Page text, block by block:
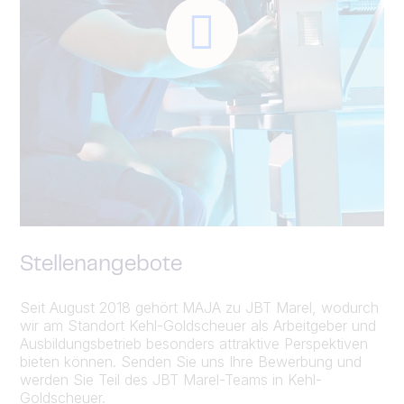
Stellenangebote
Seit August 2018 gehört MAJA zu JBT Marel, wodurch
wir am Standort Kehl-Goldscheuer als Arbeitgeber und
Ausbildungsbetrieb besonders attraktive Perspektiven
bieten können. Senden Sie uns Ihre Bewerbung und
werden Sie Teil des JBT Marel-Teams in Kehl-
Goldscheuer.